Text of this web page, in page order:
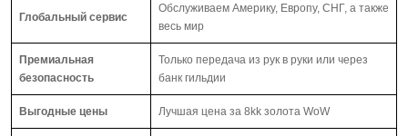
Глобальный сервис
Обслуживаем Америку, Европу, СНГ, а также
весь мир
Премиальная
безопасность
Только передача из рук в руки или через
банк гильдии
Выгодные цены Лучшая цена за 8kk золота WoW